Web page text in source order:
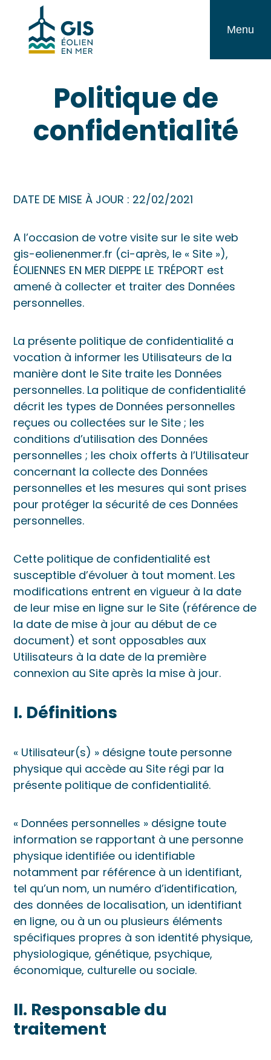
contenu
Mer
Menu
Politique de
confidentialité
DATE DE MISE À JOUR : 22/02/2021
A l’occasion de votre visite sur le site web
gis-eolienenmer.fr (ci-après, le « Site »),
ÉOLIENNES EN MER DIEPPE LE TRÉPORT est
amené à collecter et traiter des Données
personnelles.
La présente politique de confidentialité a
vocation à informer les Utilisateurs de la
manière dont le Site traite les Données
personnelles. La politique de confidentialité
décrit les types de Données personnelles
reçues ou collectées sur le Site ; les
conditions d’utilisation des Données
personnelles ; les choix offerts à l’Utilisateur
concernant la collecte des Données
personnelles et les mesures qui sont prises
pour protéger la sécurité de ces Données
personnelles.
Cette politique de confidentialité est
susceptible d’évoluer à tout moment. Les
modifications entrent en vigueur à la date
de leur mise en ligne sur le Site (référence de
la date de mise à jour au début de ce
document) et sont opposables aux
Utilisateurs à la date de la première
connexion au Site après la mise à jour.
I. Définitions
« Utilisateur(s) » désigne toute personne
physique qui accède au Site régi par la
présente politique de confidentialité.
« Données personnelles » désigne toute
information se rapportant à une personne
physique identifiée ou identifiable
notamment par référence à un identifiant,
tel qu’un nom, un numéro d’identification,
des données de localisation, un identifiant
en ligne, ou à un ou plusieurs éléments
spécifiques propres à son identité physique,
physiologique, génétique, psychique,
économique, culturelle ou sociale.
II. Responsable du
traitement